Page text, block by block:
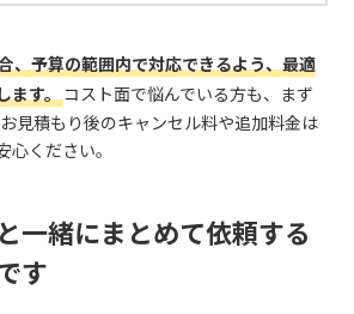
、予算の範囲内で対応できるよう、最適
ます。コスト面で悩んでいる方も、まず
見積もり後のキャンセル料や追加料金は
ください。
一緒にまとめて依頼する
す